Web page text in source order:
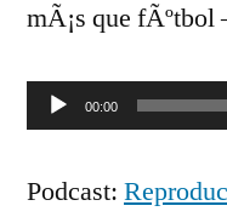
mÃ¡s que fÃºtbol
Reproductor
audio
00:00
Podcast: